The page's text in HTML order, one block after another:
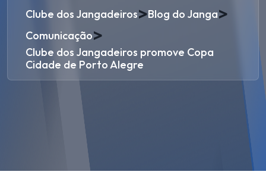
Clube dos Jangadeiros>Blog do Janga>
Comunicação>
Clube dos Jangadeiros promove Copa
Cidade de Porto Alegre